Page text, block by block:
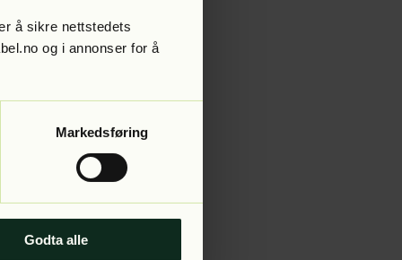
å sikre nettstedets
og i annonser for å
Markedsføring
Godta alle